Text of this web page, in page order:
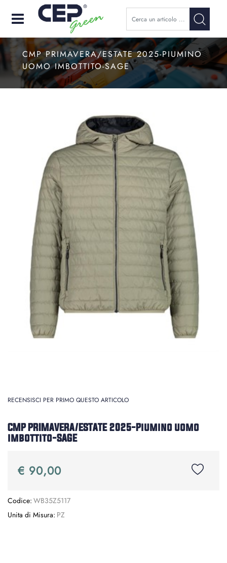
Open
CMP PRIMAVERA/ESTATE 2025-PIUMINO
UOMO IMBOTTITO-SAGE
RECENSISCI PER PRIMO QUESTO ARTICOLO
CMP PRIMAVERA/ESTATE 2025-Piumino uomo
imbottito-SAGE
€ 90,00
Codice: WB35Z5117
Unita di Misura: PZ